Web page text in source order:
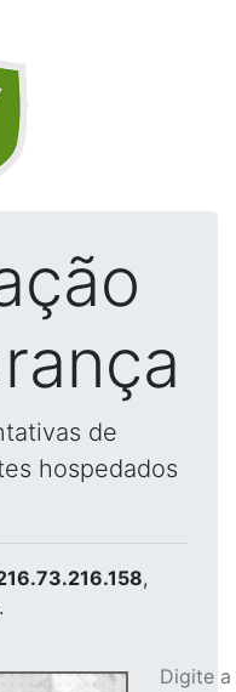
de
hospedados
,
Digite